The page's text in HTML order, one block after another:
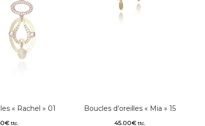
« Rachel » 01
€ ttc.
Boucles d’oreilles « Mia » 15
45.00€ ttc.